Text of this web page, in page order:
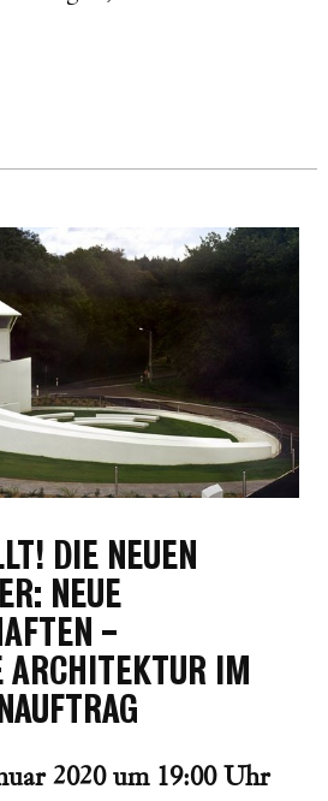
DIE NEUEN
NEUE
-
ARCHITEKTUR IM
2020 um 19:00 Uhr